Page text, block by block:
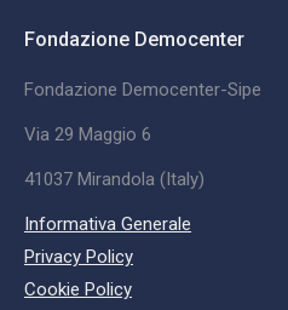
Fondazione Democenter
Fondazione Democenter-Sipe
Via 29 Maggio 6
41037 Mirandola (Italy)
Informativa Generale
Privacy Policy
Cookie Policy